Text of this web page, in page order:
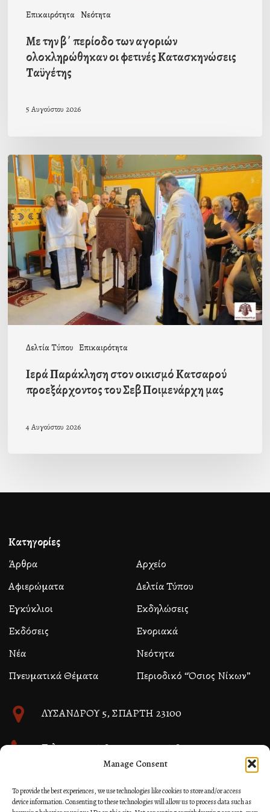
Manage Consent
To provide the best experiences, we use technologies like cookies to store and/or access
device information. Consenting to these technologies will allow us to process data such as
Επικαιρότητα Νεότητα
Με την β΄ περίοδο των αγοριών
ολοκληρώθηκαν οι φετινές Κατασκηνώσεις
Ταϋγέτης
5 Αυγούστου 2026
Δελτία Τύπου Επικαιρότητα
Ιερά
Παράκληση
στον
οικισμό
Κατσαρού
προεξάρχοντος
του
Σεβ
Ιερά Παράκληση στον οικισμό Κατσαρού
προεξάρχοντος του Σεβ Ποιμενάρχη μας
4 Αυγούστου 2026
Κατηγορίες
Άρθρα
Αρχείο
Αφιερώματα
Δελτία Τύπου
Εγκύκλιοι
Εκδηλώσεις
Εκδόσεις
Ενοριακά
Νέα
Νεότητα
Πνευματικά Θέματα
Περιοδικό “Όσιος Νίκων”
ΛΥΣΑΝΔΡΟΥ 5, ΣΠΑΡΤΗ 23100
Τηλ. 27310 26580 και 27310 26581